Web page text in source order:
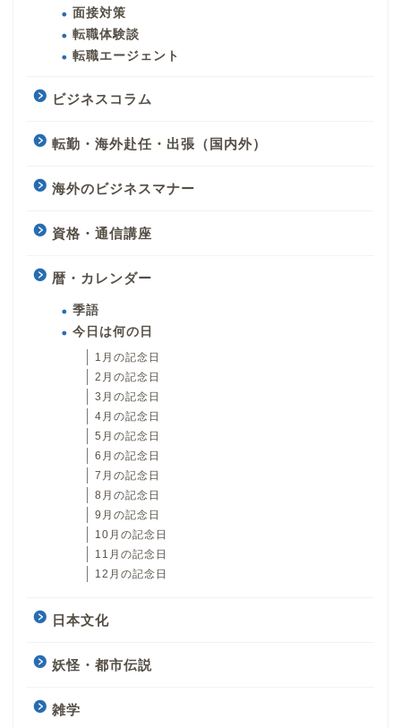
面接対策
転職体験談
転職エージェント
ビジネスコラム
転勤・海外赴任・出張（国内外）
海外のビジネスマナー
資格・通信講座
暦・カレンダー
季語
今日は何の日
1月の記念日
2月の記念日
3月の記念日
4月の記念日
5月の記念日
6月の記念日
7月の記念日
8月の記念日
9月の記念日
10月の記念日
11月の記念日
12月の記念日
日本文化
妖怪・都市伝説
雑学